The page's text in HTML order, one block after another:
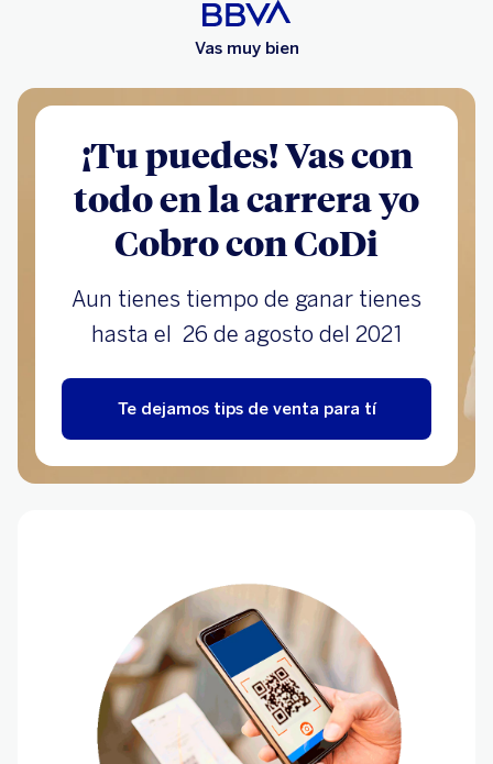
Vas muy bien
¡Tu puedes! Vas con
todo en la carrera yo
Cobro con CoDi
Aun tienes tiempo de ganar tienes
hasta el 26 de agosto del 2021
Te dejamos tips de venta para tí